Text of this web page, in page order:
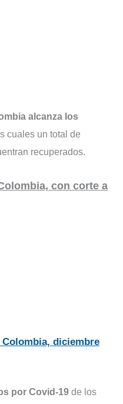
alcanza los
cuales un total de
recuperados.
con corte a
Colombia, diciembre
por Covid-19 de los